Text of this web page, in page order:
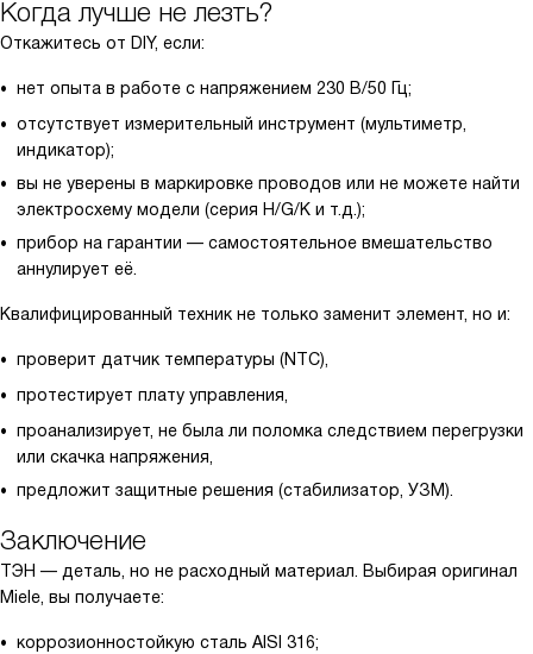
Когда лучше не лезть?
Откажитесь от DIY, если:
нет опыта в работе с напряжением 230 В/50 Гц;
отсутствует измерительный инструмент (мультиметр,
индикатор);
вы не уверены в маркировке проводов или не можете найти
электросхему модели (серия H/G/K и т.д.);
прибор на гарантии — самостоятельное вмешательство
аннулирует её.
Квалифицированный техник не только заменит элемент, но и:
проверит датчик температуры (NTC),
протестирует плату управления,
проанализирует, не была ли поломка следствием перегрузки
или скачка напряжения,
предложит защитные решения (стабилизатор, УЗМ).
Заключение
ТЭН — деталь, но не расходный материал. Выбирая оригинал
Miele, вы получаете:
коррозионностойкую сталь AISI 316;